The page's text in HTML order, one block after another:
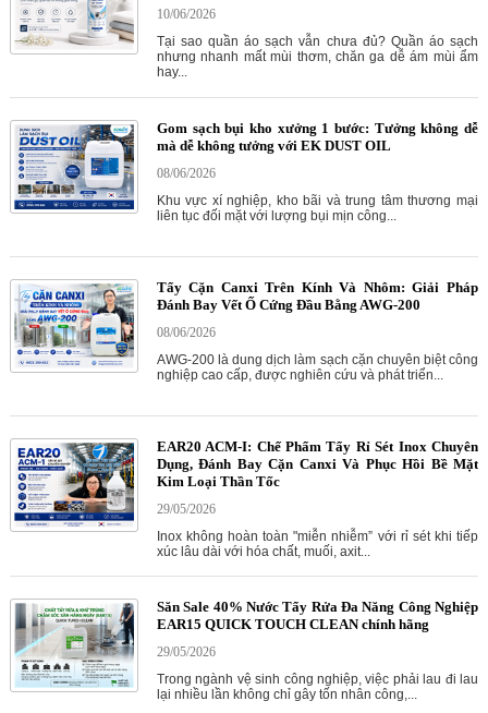
10/06/2026
Tại sao quần áo sạch vẫn chưa đủ? Quần áo sạch
nhưng nhanh mất mùi thơm, chăn ga dễ ám mùi ẩm
hay...
Gom sạch bụi kho xưởng 1 bước: Tưởng không dễ
mà dễ không tưởng với EK DUST OIL
08/06/2026
Khu vực xí nghiệp, kho bãi và trung tâm thương mại
liên tục đối mặt với lượng bụi mịn công...
Tẩy Cặn Canxi Trên Kính Và Nhôm: Giải Pháp
Đánh Bay Vết Ố Cứng Đầu Bằng AWG-200
08/06/2026
AWG-200 là dung dịch làm sạch cặn chuyên biệt công
nghiệp cao cấp, được nghiên cứu và phát triển...
EAR20 ACM-I: Chế Phẩm Tẩy Rỉ Sét Inox Chuyên
Dụng, Đánh Bay Cặn Canxi Và Phục Hồi Bề Mặt
Kim Loại Thần Tốc
29/05/2026
Inox không hoàn toàn "miễn nhiễm” với rỉ sét khi tiếp
xúc lâu dài với hóa chất, muối, axit...
Săn Sale 40% Nước Tẩy Rửa Đa Năng Công Nghiệp
EAR15 QUICK TOUCH CLEAN chính hãng
29/05/2026
Trong ngành vệ sinh công nghiệp, việc phải lau đi lau
lại nhiều lần không chỉ gây tốn nhân công,...